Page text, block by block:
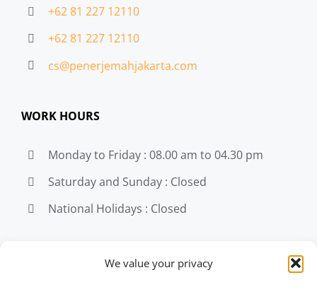
We value your privacy
+62 81 227 12110
+62 81 227 12110
cs@penerjemahjakarta.com
WORK HOURS
Monday to Friday : 08.00 am to 04.30 pm
Saturday and Sunday : Closed
National Holidays : Closed